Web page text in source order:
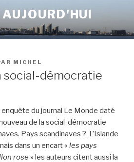
MICHEL
social-démocratie
du journal Le Monde daté
de la social-démocratie
Pays scandinaves ? L’Islande
dans un encart « les pays
rose » les auteurs citent aussi la